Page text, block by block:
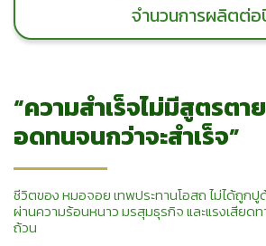
จำนวนการผลิตต่
“ความสำเร็จไม่มีสูตรต
อดทนจนกว่าจะสำเร็จ”
ชีวิตของ หมอจอย เทพประทานโอสถ ไม่ได้ถูก
ผ่านความร้อนหนาว มรสุมธุรกิจ และแรงเสียด
ถ้วน